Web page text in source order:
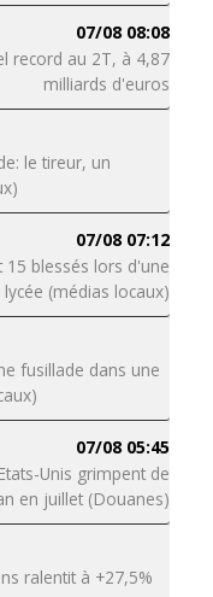
07/08 08:08
record au 2T, à 4,87
milliards d'euros
le tireur, un
07/08 07:12
blessés lors d'une
(médias locaux)
fusillade dans une
07/08 05:45
Unis grimpent de
en juillet (Douanes)
ralentit à +27,5%